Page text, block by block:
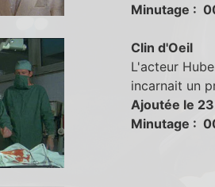
Minutage :
Clin d'Oeil
L'acteur
incarnait un
Ajoutée le
Minutage :